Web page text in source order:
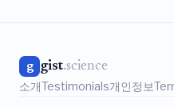
g gist.science
소개Testimonials개인정보